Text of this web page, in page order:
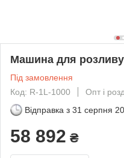
Машина для
Під замовлення
Код: R-1L-1000
Опт і
Відправка з 31 серпня
58 892 ₴